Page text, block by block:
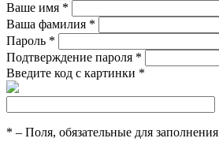
Ваше имя *
Ваша фамилия *
Пароль *
Подтверждение пароля *
Введите код с картинки *
* – Поля, обязательные для заполнения